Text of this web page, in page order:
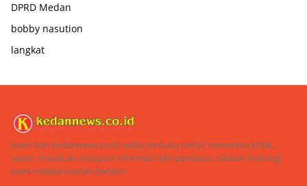
DPRD Medan
bobby nasution
langkat
Kami dari kedannews.co.id selalu terbuka untuk menerima kritik,
saran, masukan, maupun informasi dari pembaca. Silakan hubungi
kami melalui kontak berikut: